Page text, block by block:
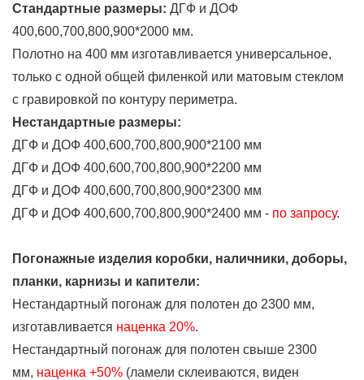
Стандартные размеры: ДГФ и ДОФ
400,600,700,800,900*2000 мм.
Полотно на 400 мм изготавливается универсальное,
только с одной общей филенкой или матовым стеклом
с гравировкой по контуру периметра.
Нестандартные размеры:
ДГФ и ДОФ 400,600,700,800,900*2100 мм
ДГФ и ДОФ 400,600,700,800,900*2200 мм
ДГФ и ДОФ 400,600,700,800,900*2300 мм
ДГФ и ДОФ 400,600,700,800,900*2400 мм - по запросу.
Погонажные изделия коробки, наличники, доборы,
планки, карнизы и капители:
Нестандартный погонаж для полотен до 2300 мм,
изготавливается наценка 20%.
Нестандартный погонаж для полотен свыше 2300
мм, наценка +50% (ламели склеиваются, виден